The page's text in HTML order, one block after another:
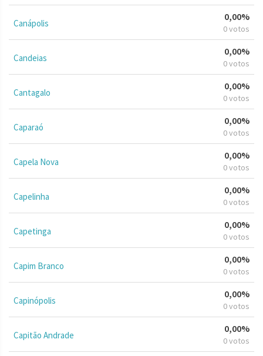
Canápolis
0,00%
0 votos
Candeias
0,00%
0 votos
Cantagalo
0,00%
0 votos
Caparaó
0,00%
0 votos
Capela Nova
0,00%
0 votos
Capelinha
0,00%
0 votos
Capetinga
0,00%
0 votos
Capim Branco
0,00%
0 votos
Capinópolis
0,00%
0 votos
Capitão Andrade
0,00%
0 votos